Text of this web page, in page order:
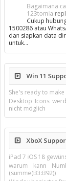
Bagaimana
123tomla
Cukup
1500286 atau
dan siapkan data
untuk…
Win 11
She's ready to
Desktop Icons
nicht möglich
XboX
iPad 7 iOS 18
warum kann
(summe(B3:B92))